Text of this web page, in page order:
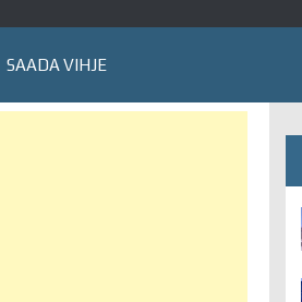
SAADA VIHJE